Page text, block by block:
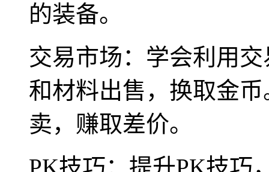
的装备。
交易市场：学会利用
和材料出售，换取金
卖，赚取差价。
PK技巧：提升PK技巧